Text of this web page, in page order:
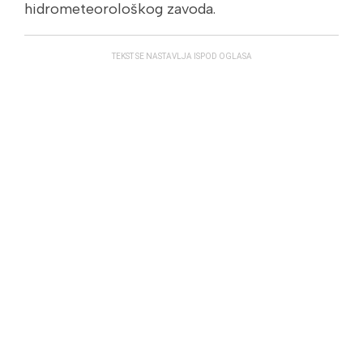
hidrometeorološkog zavoda.
TEKST SE NASTAVLJA ISPOD OGLASA